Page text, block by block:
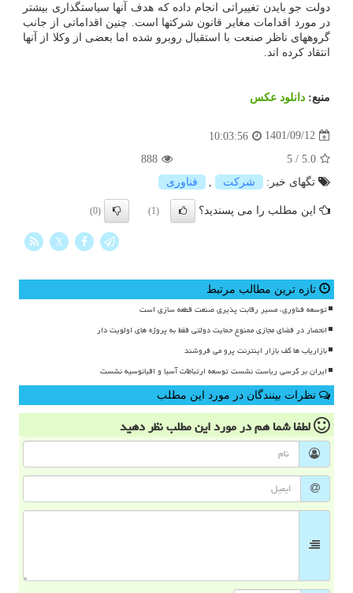
دولت جو بایدن تغییراتی انجام داده که هدف آنها سیاستگذاری بیشتر
در مورد اقدامات مغایر قانون شرکتها است. چنین اقداماتی از جانب
گروههای ناظر صنعت با استقبال روبرو شده اما بعضی از وکلا از آنها
انتقاد کرده اند.
منبع: دانلود عكس
1401/09/12
10:03:56
5.0
/
5
888
تگهای خبر:
شركت فناوری
این مطلب را می پسندید؟ (1)
(0)
X
تازه ترین مطالب مرتبط
توسعه فناوری، مسیر رقابت پذیری صنعت قطعه سازی است
انحصار در فضای مجازی ممنوع حمایت دولتی فقط به پروژه های اولویت دار
بازاریاب ها کف بازار اینترنت پرو می فروشند
ایران بر کرسی ریاست نشست توسعه ارتباطات آسیا و اقیانوسیه نشست
نظرات بینندگان در مورد این مطلب
لطفا شما همدر مورد این مطلبنظر دهید